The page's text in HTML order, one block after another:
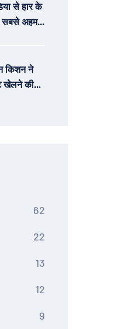
से हार के
सबसे अहम
किशन ने
खेलने की
62
22
13
12
9